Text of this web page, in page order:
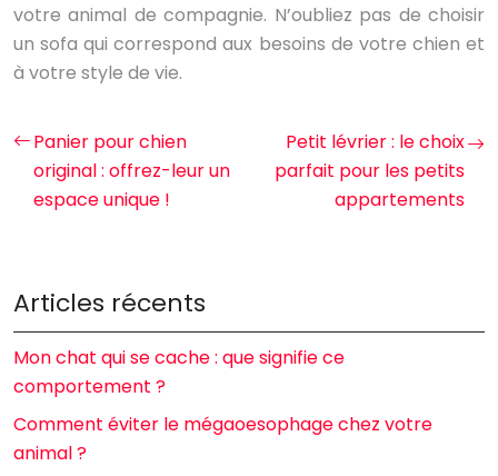
votre animal de compagnie. N’oubliez pas de choisir
un sofa qui correspond aux besoins de votre chien et
à votre style de vie.
Panier pour chien
original : offrez-leur un
espace unique !
Petit lévrier : le choix
parfait pour les petits
appartements
Articles récents
Mon chat qui se cache : que signifie ce
comportement ?
Comment éviter le mégaoesophage chez votre
animal ?